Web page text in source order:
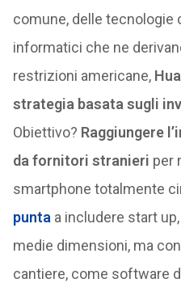
comune, delle tecnologie
informatici che ne
restrizioni americane,
strategia basata sugli
Obiettivo? Raggiungere
da fornitori stranieri per
smartphone totalmente
punta a includere start
medie dimensioni, ma
cantiere, come software